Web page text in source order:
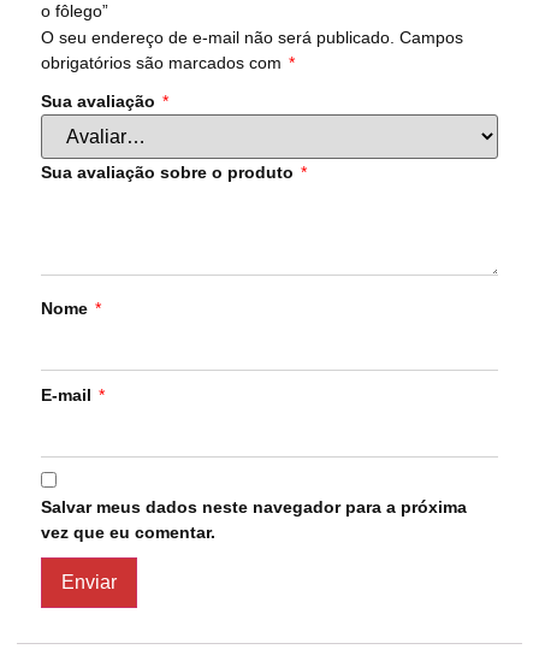
o fôlego”
O seu endereço de e-mail não será publicado. Campos
obrigatórios são marcados com *
Sua avaliação *
Sua avaliação sobre o produto *
Nome *
E-mail *
Salvar meus dados neste navegador para a próxima
vez que eu comentar.